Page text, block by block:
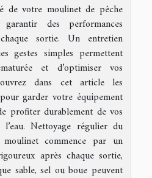
de votre moulinet de pêche
des performances
sortie. Un entretien
gestes simples permettent
et d’optimiser vos
dans cet article les
garder votre équipement
profiter durablement de vos
Nettoyage régulier du
moulinet commence par un
après chaque sortie,
sable, sel ou boue peuvent